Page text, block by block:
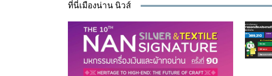
ที่นี่เมืองน่าน นิวส์